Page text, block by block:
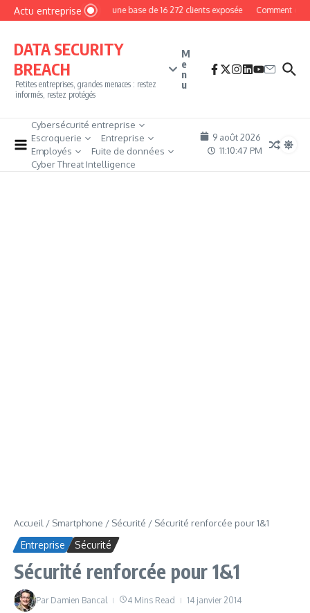
Aller au contenu
Actu entrepriseMyPhoto : une base de 16 272 clients exposée Comment
DATA SECURITY
BREACH
Petites entreprises, grandes menaces : restez
informés, restez protégés
M
e
n
u
Cybersécurité entreprise
Escroquerie
Entreprise
Employés
Fuite de données
Cyber Threat Intelligence
9 août 2026
11:10:48 PM
Accueil / Smartphone / Sécurité / Sécurité renforcée pour 1&1
Entreprise Sécurité
Sécurité renforcée pour 1&1
Par Damien Bancal 4 Mins Read 14 janvier 2014